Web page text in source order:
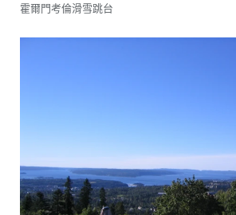
霍爾門考倫滑雪跳台